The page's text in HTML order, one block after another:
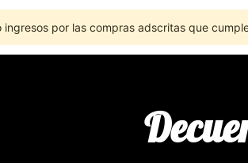
por las compras adscritas que